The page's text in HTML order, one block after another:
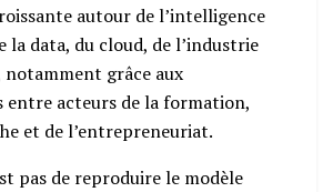
autour de l’intelligence
la data, du cloud, de l’industrie
notamment grâce aux
entre acteurs de la formation,
et de l’entrepreneuriat.
pas de reproduire le modèle